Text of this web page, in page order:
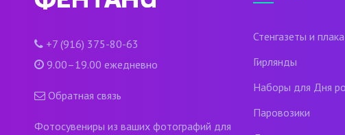
+7 (916) 375-80-63
9.00–19.00 ежедневно
Обратная связь
Фотосувениры из ваших фотографий для
Стенгазеты и
Гирлянды
Наборы для Дня
Паровозики